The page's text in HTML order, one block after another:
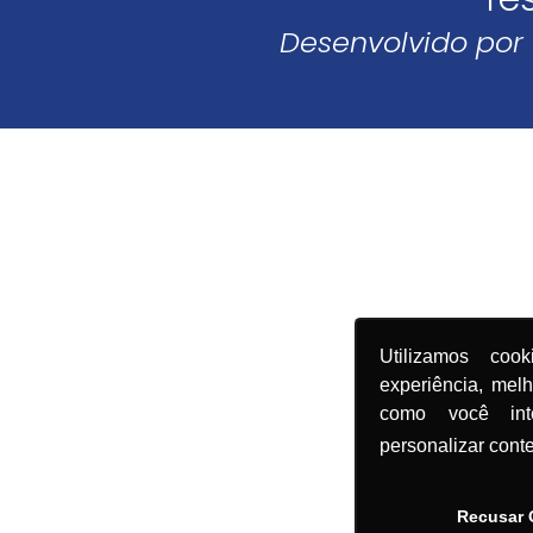
Utilizamos
experiência,
como você
personalizar
Recusar
Desenvolvido por